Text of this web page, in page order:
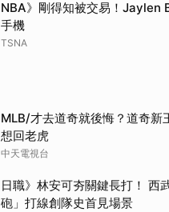
NBA》剛得知被交易！Jaylen
手機
TSNA
MLB/才去道奇就後悔？道奇新
想回老虎
中天電視台
日職》林安可夯關鍵長打！ 西
砲」打線創隊史首見場景